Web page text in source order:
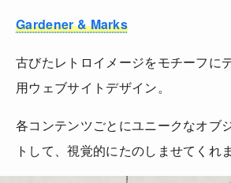
Gardener & Marks
古びたレトロイメージをモチーフに
用ウェブサイトデザイン。
各コンテンツごとにユニークなオブ
トして、視覚的にたのしませてくれま